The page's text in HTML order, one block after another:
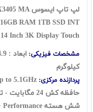
RAM 1TB SSD INT
Inch 3K Display Touch
مشخصات فیزیکی:
کیلوگرم
پردازنده مرکزی:
حافظه کش 24